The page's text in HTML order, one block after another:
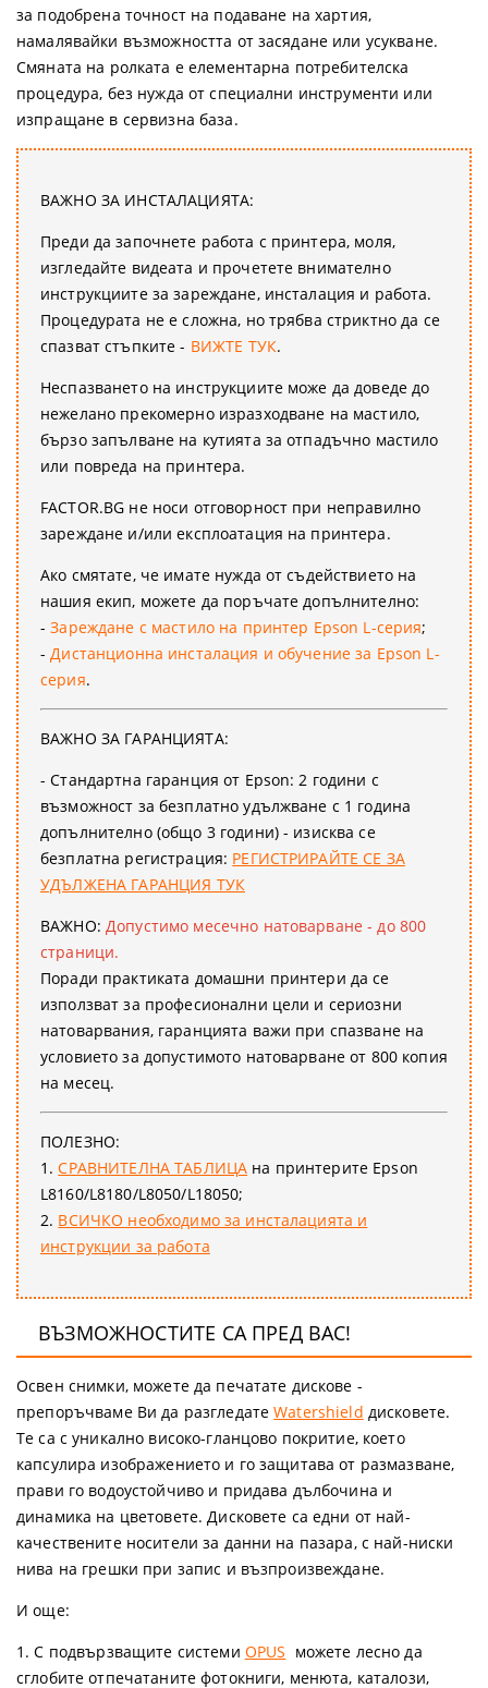
за подобрена точност на подаване на хартия,
намалявайки възможността от засядане или усукване.
Смяната на ролката е елементарна потребителска
процедура, без нужда от специални инструменти или
изпращане в сервизна база.
ВАЖНО ЗА ИНСТАЛАЦИЯТА:
Преди да започнете работа с принтера, моля,
изгледайте видеата и прочетете внимателно
инструкциите за зареждане, инсталация и работа.
Процедурата не е сложна, но трябва стриктно да се
спазват стъпките - ВИЖТЕ ТУК.
Неспазването на инструкциите може да доведе до
нежелано прекомерно изразходване на мастило,
бързо запълване на кутията за отпадъчно мастило
или повреда на принтера.
FACTOR.BG не носи отговорност при неправилно
зареждане и/или експлоатация на принтера.
Ако смятате, че имате нужда от съдействието на
нашия екип, можете да поръчате допълнително:
-Зареждане с мастило на принтер Epson L-серия;
-Дистанционна инсталация и обучение за Epson L-
серия.
ВАЖНО ЗА ГАРАНЦИЯТА:
- Стандартна гаранция от Epson: 2 години с
възможност за безплатно удължване с 1 година
допълнително (общо 3 години) - изисква се
безплатна регистрация: РЕГИСТРИРАЙТЕ СЕ ЗА
УДЪЛЖЕНА ГАРАНЦИЯ ТУК
ВАЖНО: Допустимо месечно натоварване - до 800
страници.
Поради практиката домашни принтери да се
използват за професионални цели и сериозни
натоварвания, гаранцията важи при спазване на
условието за допустимото натоварване от 800 копия
на месец.
ПОЛЕЗНО:
1.СРАВНИТЕЛНА ТАБЛИЦА на принтерите Epson
L8160/L8180/L8050/L18050;
2. ВСИЧКО необходимо за инсталацията и
инструкции за работа
ВЪЗМОЖНОСТИТЕ СА ПРЕД ВАС!
Освен снимки, можете да печатате дискове -
препоръчваме Ви да разгледатеWatershield дисковете.
Те са с уникално високо-гланцово покритие, което
капсулира изображението и го защитава от размазване,
прави го водоустойчиво и придава дълбочина и
динамика на цветовете. Дисковете са едни от най-
качествените носители за данни на пазара, с най-ниски
нива на грешки при запис и възпроизвеждане.
И още:
1. С подвързващите системи OPUS можете лесно да
сглобите отпечатаните фотокниги, менюта, каталози,